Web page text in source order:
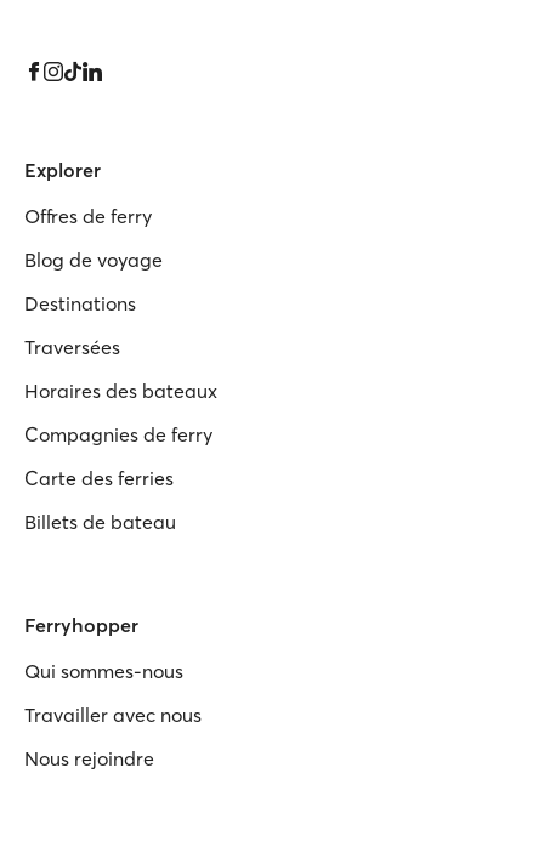
Explorer
Offres de ferry
Blog de voyage
Destinations
Traversées
Horaires des bateaux
Compagnies de ferry
Carte des ferries
Billets de bateau
Ferryhopper
Qui sommes-nous
Travailler avec nous
Nous rejoindre